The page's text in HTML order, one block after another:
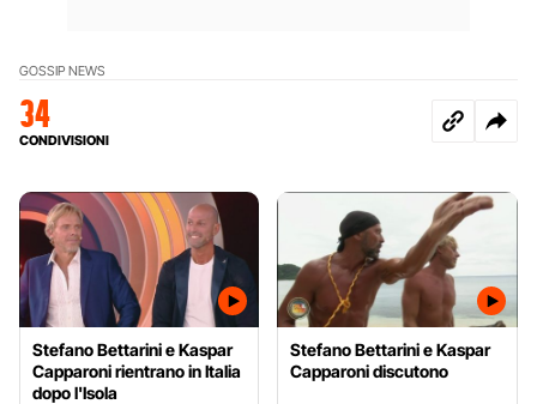
GOSSIP NEWS
34
CONDIVISIONI
Stefano Bettarini e Kaspar
Capparoni rientrano in Italia
dopo l'Isola
Stefano Bettarini e Kaspar
Capparoni discutono